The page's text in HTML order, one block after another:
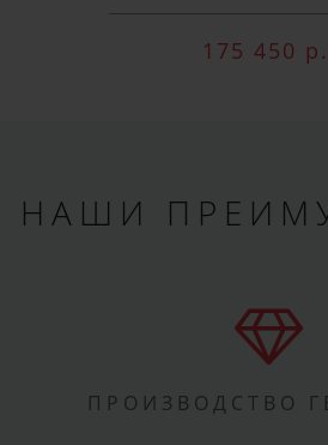
175 450 р.
НАШИ
ПРОИЗВОДСТВО